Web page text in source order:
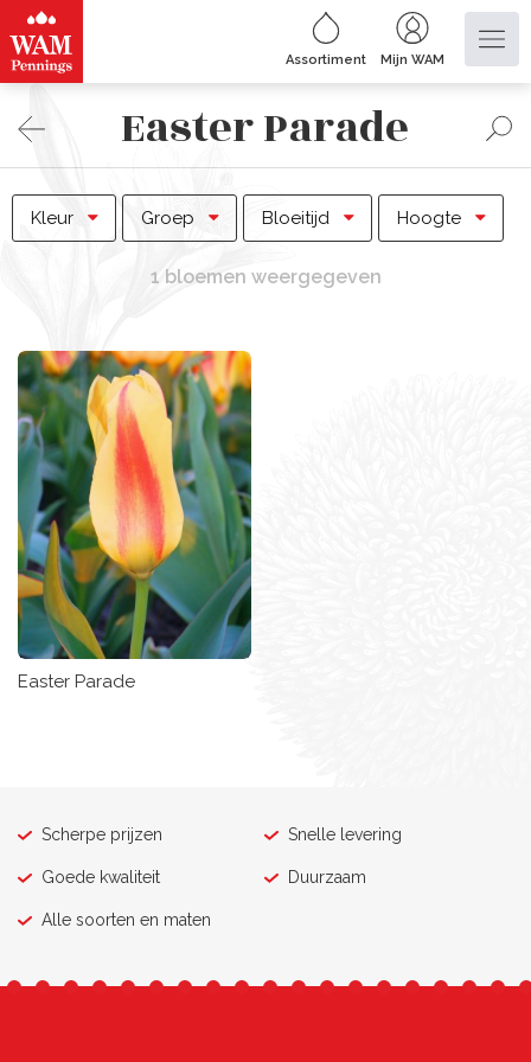
Assortiment Mijn WAM
Easter Parade
Kleur Groep Bloeitijd Hoogte
1 bloemen weergegeven
Easter Parade
Scherpe prijzen Snelle levering
Goede kwaliteit Duurzaam
Alle soorten en maten